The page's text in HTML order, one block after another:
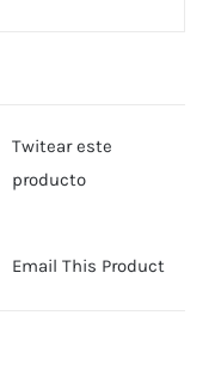
Twitear este
producto
Email This Product